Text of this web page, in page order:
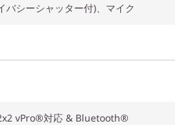
シーシャッター付)、マイク
vPro®対応 & Bluetooth®